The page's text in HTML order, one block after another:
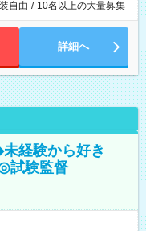
自由 / 10名以上の大量募集
詳細へ
経験から好き
試験監督